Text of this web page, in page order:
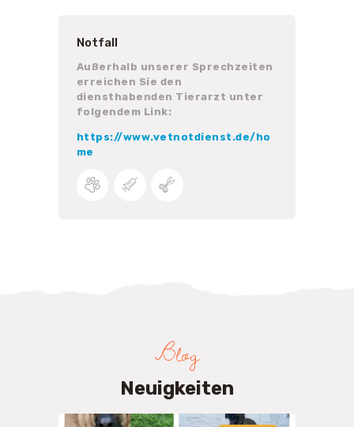
Notfall
Außerhalb unserer Sprechzeiten
erreichen Sie den
diensthabenden Tierarzt unter
folgendem Link:
https://www.vetnotdienst.de/ho
me
Blog
Neuigkeiten